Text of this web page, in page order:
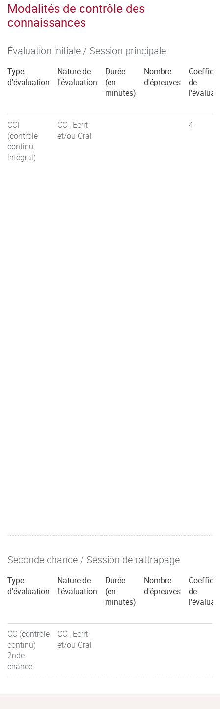
Modalités de contrôle des
connaissances
Évaluation initiale / Session principale
Type
d'évaluation
Nature de
l'évaluation
Durée
(en
minutes)
Nombre
d'épreuves
de
CCI
(contrôle
continu
intégral)
CC : Ecrit
et/ou Oral
4
Seconde chance / Session de rattrapage
Type
d'évaluation
Nature de
l'évaluation
Durée
(en
minutes)
Nombre
d'épreuves
de
CC (contrôle
continu)
2nde
chance
CC : Ecrit
et/ou Oral